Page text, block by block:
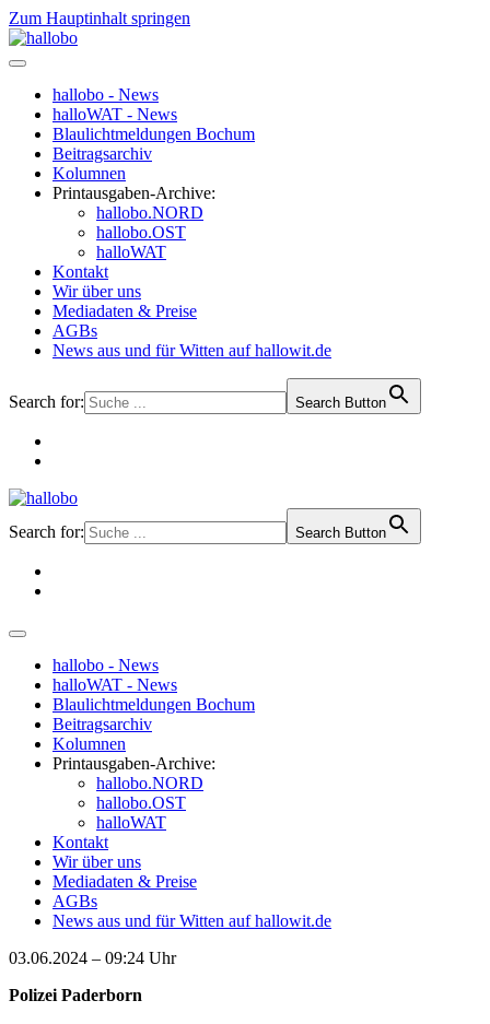
Zum Hauptinhalt springen
hallobo - News
halloWAT - News
Blaulichtmeldungen Bochum
Beitragsarchiv
Kolumnen
Printausgaben-Archive:
hallobo.NORD
hallobo.OST
halloWAT
Kontakt
Wir über uns
Mediadaten & Preise
AGBs
News aus und für Witten auf hallowit.de
Search for: Search Button
Search for: Search Button
hallobo - News
halloWAT - News
Blaulichtmeldungen Bochum
Beitragsarchiv
Kolumnen
Printausgaben-Archive:
hallobo.NORD
hallobo.OST
halloWAT
Kontakt
Wir über uns
Mediadaten & Preise
AGBs
News aus und für Witten auf hallowit.de
03.06.2024 – 09:24 Uhr
Polizei Paderborn